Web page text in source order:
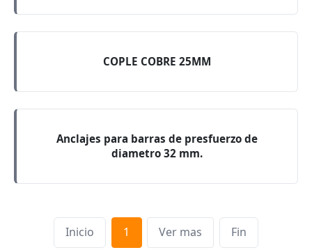
COPLE COBRE 25MM
Anclajes para barras de presfuerzo de
diametro 32 mm.
Inicio 1 Ver mas Fin